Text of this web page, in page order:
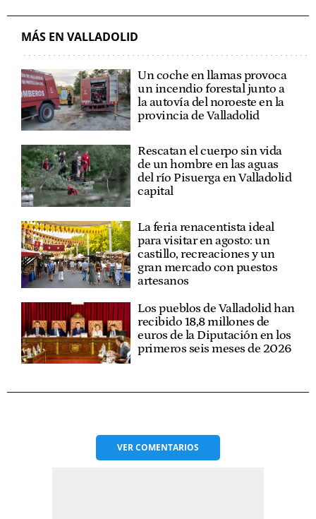
MÁS EN VALLADOLID
Un coche en llamas provoca
un incendio forestal junto a
la autovía del noroeste en la
provincia de Valladolid
Rescatan el cuerpo sin vida
de un hombre en las aguas
del río Pisuerga en Valladolid
capital
La feria renacentista ideal
para visitar en agosto: un
castillo, recreaciones y un
gran mercado con puestos
artesanos
Los pueblos de Valladolid han
recibido 18,8 millones de
euros de la Diputación en los
primeros seis meses de 2026
VERCOMENTARIOS